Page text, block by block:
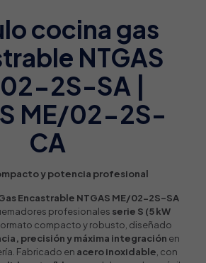
cocina gas
NTGAS
2S-SA |
ME/02-2S-
CA
y potencia profesional
Encastrable NTGAS ME/02-2S-SA
profesionales serie S (5 kW
compacto y robusto, diseñado
precisión y máxima integración en
Fabricado en acero inoxidable , con